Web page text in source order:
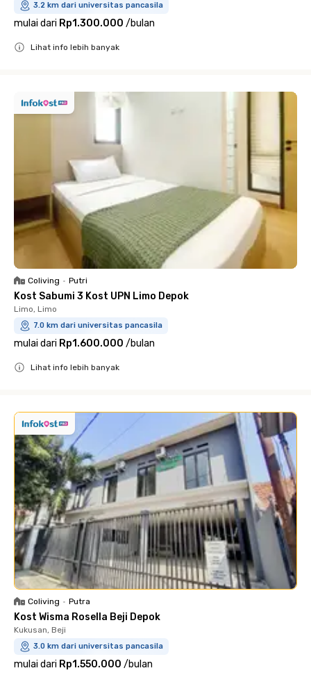
3.2 km dari universitas pancasila
mulai dari Rp1.300.000 /bulan
Lihat info lebih banyak
Coliving • Putri
Kost Sabumi 3 Kost UPN Limo Depok
Limo, Limo
7.0 km dari universitas pancasila
mulai dari Rp1.600.000 /bulan
Lihat info lebih banyak
Coliving • Putra
Kost Wisma Rosella Beji Depok
Kukusan, Beji
3.0 km dari universitas pancasila
mulai dari Rp1.550.000 /bulan